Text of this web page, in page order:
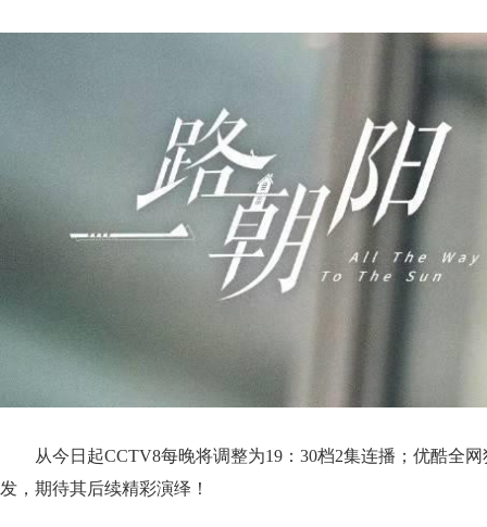
从今日起CCTV8每晚将调整为19：30档2集连播；优酷全
发，期待其后续精彩演绎！